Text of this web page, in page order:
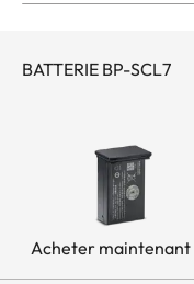
BATTERIE BP-SCL7
Acheter maintenant